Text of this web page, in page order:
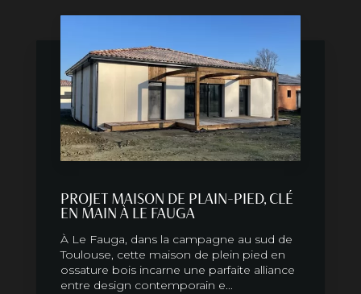
PROJET MAISON DE PLAIN-PIED, CLÉ
EN MAIN À LE FAUGA
À Le Fauga, dans la campagne au sud de
Toulouse, cette maison de plein pied en
ossature bois incarne une parfaite alliance
entre design contemporain e...